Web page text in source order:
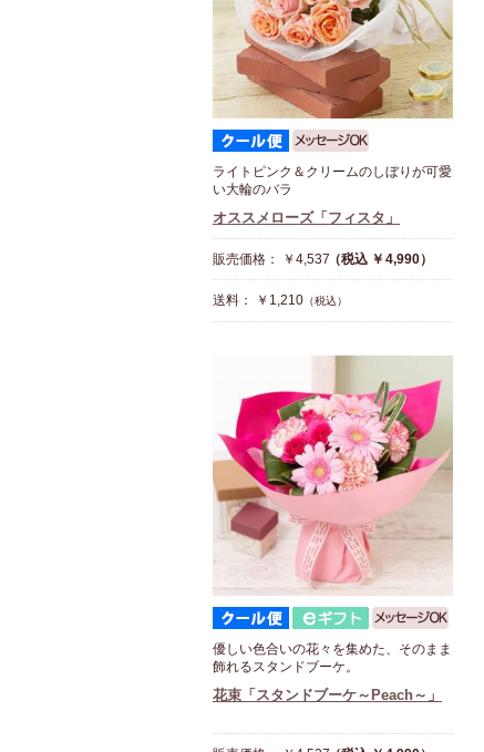
ライトピンク＆クリームのしぼりが可愛
い大輪のバラ
オススメローズ「フィスタ」
販売価格： ￥4,537（税込 ￥4,990）
送料： ￥1,210 （税込）
優しい色合いの花々を集めた、そのまま
飾れるスタンドブーケ。
花束「スタンドブーケ～Peach～」